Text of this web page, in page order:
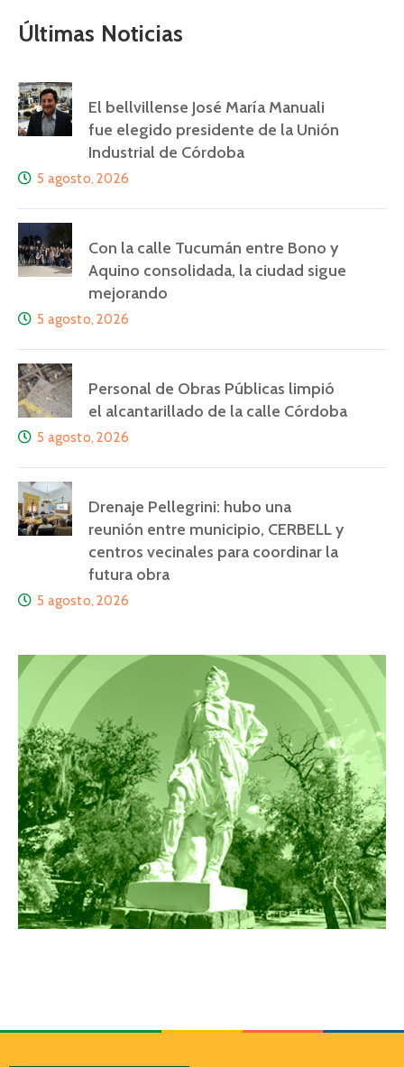
Últimas Noticias
El bellvillense José María Manuali
fue elegido presidente de la Unión
Industrial de Córdoba
5 agosto, 2026
Con la calle Tucumán entre Bono y
Aquino consolidada, la ciudad sigue
mejorando
5 agosto, 2026
Personal de Obras Públicas limpió
el alcantarillado de la calle Córdoba
5 agosto, 2026
Drenaje Pellegrini: hubo una
reunión entre municipio, CERBELL y
centros vecinales para coordinar la
futura obra
5 agosto, 2026